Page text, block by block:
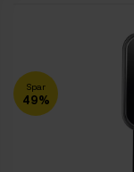
Spar
49%